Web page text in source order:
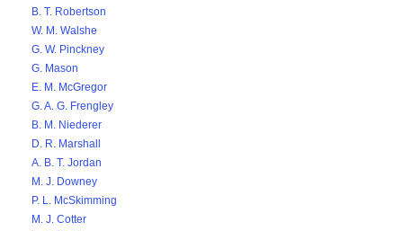
B. T. Robertson
W. M. Walshe
G. W. Pinckney
G. Mason
E. M. McGregor
G. A. G. Frengley
B. M. Niederer
D. R. Marshall
A. B. T. Jordan
M. J. Downey
P. L. McSkimming
M. J. Cotter